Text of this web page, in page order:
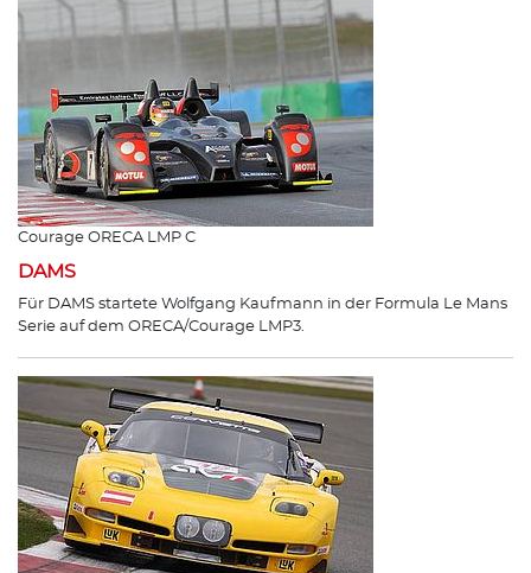
Courage ORECA LMP C
DAMS
Für DAMS startete Wolfgang Kaufmann in der Formula Le Mans
Serie auf dem ORECA/Courage LMP3.